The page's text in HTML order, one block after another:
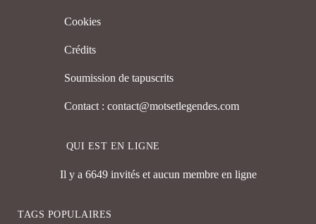
Cookies
Crédits
Soumission de tapuscrits
Contact : contact@motsetlegendes.com
QUI EST EN LIGNE
Il y a 6649 invités et aucun membre en ligne
TAGS POPULAIRES